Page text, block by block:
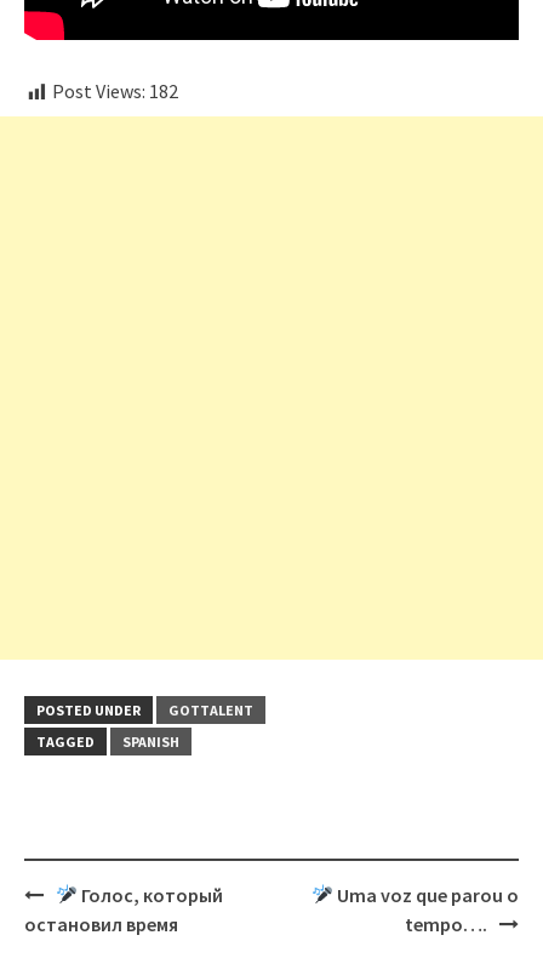
Post Views: 182
POSTED UNDER
GOTTALENT
TAGGED
SPANISH
Post
navigation
Голос, который
остановил время
Uma voz que parou o
tempo….